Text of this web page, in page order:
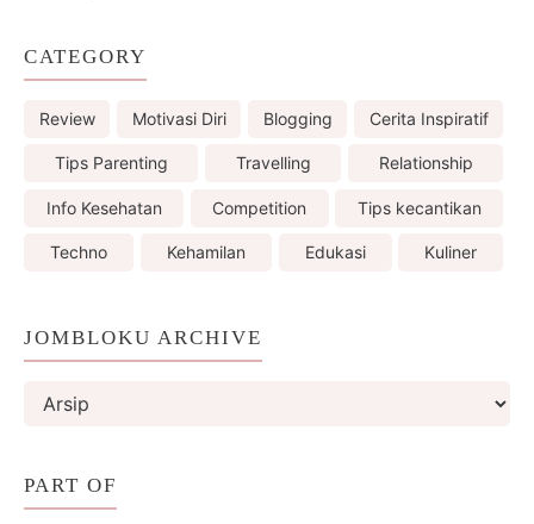
CATEGORY
Review Motivasi Diri Blogging Cerita Inspiratif
Tips Parenting Travelling Relationship
Info Kesehatan Competition Tips kecantikan
Techno Kehamilan Edukasi Kuliner
JOMBLOKU ARCHIVE
PART OF